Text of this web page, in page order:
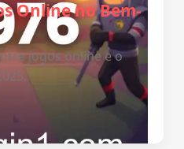
Online no Bem-
jogos online e o